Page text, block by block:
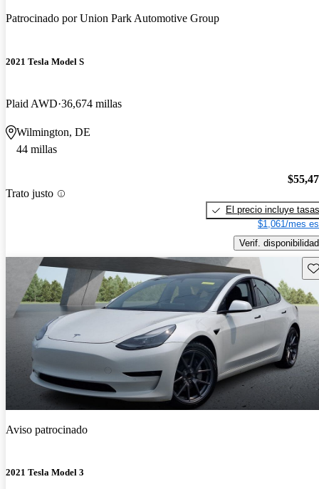
Patrocinado porUnion Park Automotive Group
2021 Tesla Model S
Plaid AWD 36,674 millas
Wilmington, DE
44 millas
Trato justo
El precio incluye tasas
$1,061/mes
Verif. disponibilidad
Aviso patrocinado
2021 Tesla Model 3